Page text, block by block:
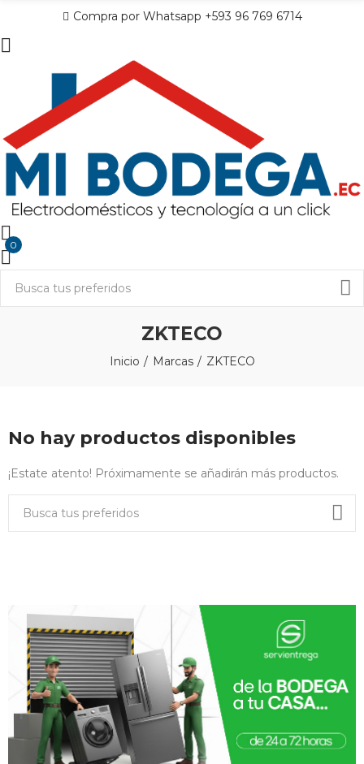
Compra por Whatsapp +593 96 769 6714
0
ZKTECO
Inicio Marcas ZKTECO
No hay productos disponibles
¡Estate atento! Próximamente se añadirán más productos.